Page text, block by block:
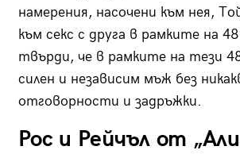
намерения, насочени към нея,
към секс с друга в рамките на
твърди, че в рамките на тези
силен и независим мъж без
отговорности и задръжки.
Рос и Рейчъл от